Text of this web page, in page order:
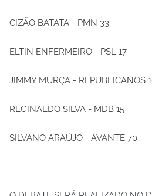
CIZÃO BATATA - PMN 33
ELTIN ENFERMEIRO - PSL 17
JIMMY MURÇA - REPUBLICANOS
REGINALDO SILVA - MDB 15
SILVANO ARAÚJO - AVANTE 70